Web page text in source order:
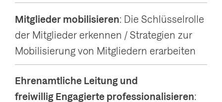
Mitglieder mobilisieren: Die Schlüsselrolle
der Mitglieder erkennen / Strategien zur
Mobilisierung von Mitgliedern erarbeiten
Ehrenamtliche Leitung und
freiwillig Engagierte professionalisieren: